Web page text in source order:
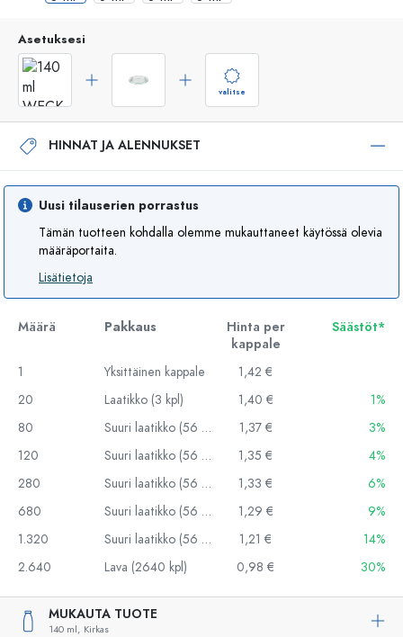
Asetuksesi
valitse
HINNAT JA ALENNUKSET
Uusi tilauserien porrastus
Tämän tuotteen kohdalla olemme mukauttaneet käytössä olevia
määräportaita.
Lisätietoja
Määrä Pakkaus
Hinta per
kappale
Säästöt*
1 Yksittäinen kappale
1,42 €
20
Laatikko (3 kpl) 1,40 €
1%
80
Suuri laatikko (56 kpl) 1,37 €
3%
120
Suuri laatikko (56 kpl) 1,35 €
4%
280
Suuri laatikko (56 kpl) 1,33 €
6%
680
Suuri laatikko (56 kpl) 1,29 €
9%
1.320
Suuri laatikko (56 kpl) 1,21 €
14%
2.640
Lava (2640 kpl) 0,98 € 30%
MUKAUTA TUOTE
140 ml, Kirkas